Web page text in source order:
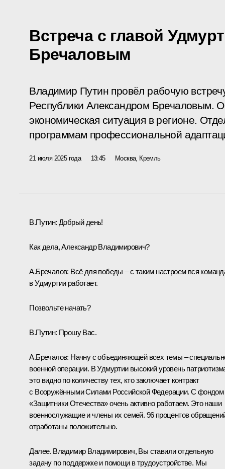
Встреча с главой
Бречаловым
Владимир Путин провёл рабочую
Республики Александром Бречаловым.
экономическая ситуация в регионе.
программам профессиональной
21 июля 2025 года 13:45 Москва, Кремль
В.Путин: Добрый день!
Как дела, Александр Владимирович?
А.Бречалов: Всё для победы – с таким настроем вся
в Удмуртии работает.
Позвольте начать?
В.Путин: Прошу Вас.
А.Бречалов: Начну с объединяющей всех темы –
военной операции. В Удмуртии высокий уровень
это видно по количеству тех, кто заключает контракт
с Вооружёнными Силами Российской Федерации. С фондом
«Защитники Отечества» очень активно работаем. Это наши
военнослужащие и члены их семей. 96 процентов
отработаны положительно.
Далее. Владимир Владимирович, Вы ставили отдельную
задачу по поддержке и помощи в трудоустройстве. Мы